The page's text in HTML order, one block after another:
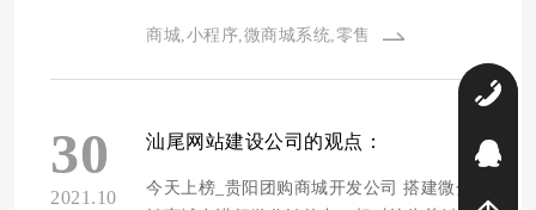
区拼团主题活动 数字当前对于大型的转型是
重点，因为小程序的发展趋势很多都会利用
小程序来完成这种转型，通过小程序开启数
字化让运营更地提升用户体验，而现在很多
以及商家都通过小程序来完成数字
商城,小程序,微商城系统,零售
30
2021.10
汕尾网站建设公司的观点：
今天上榜_贵阳团购商城开发公司 搭建微分